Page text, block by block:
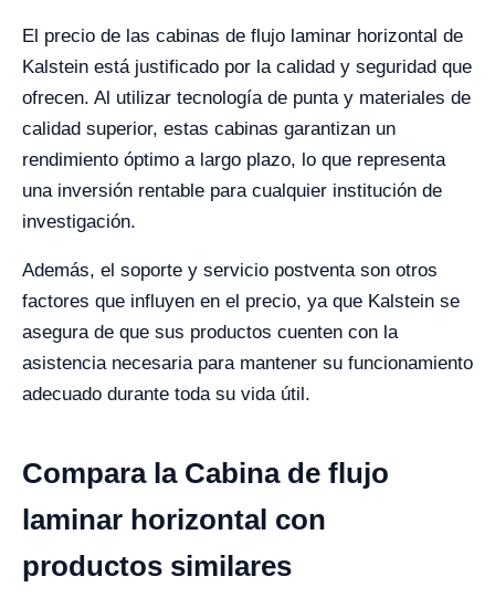
El precio de las cabinas de flujo laminar horizontal de
Kalstein está justificado por la calidad y seguridad que
ofrecen. Al utilizar tecnología de punta y materiales de
calidad superior, estas cabinas garantizan un
rendimiento óptimo a largo plazo, lo que representa
una inversión rentable para cualquier institución de
investigación.
Además, el soporte y servicio postventa son otros
factores que influyen en el precio, ya que Kalstein se
asegura de que sus productos cuenten con la
asistencia necesaria para mantener su funcionamiento
adecuado durante toda su vida útil.
Compara la Cabina de flujo
laminar horizontal con
productos similares